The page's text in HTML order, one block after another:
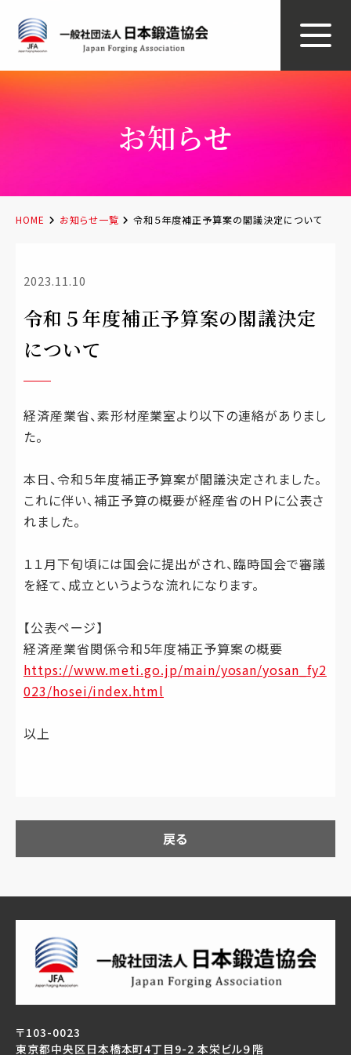
お知らせ
HOME お知らせ一覧 令和５年度補正予算案の閣議決定について
2023.11.10
令和５年度補正予算案の閣議決定
について
経済産業省、素形材産業室より以下の連絡がありまし
た。
本日、令和５年度補正予算案が閣議決定されました。
これに伴い、補正予算の概要が経産省のＨＰに公表さ
れました。
１１月下旬頃には国会に提出がされ、臨時国会で審議
を経て、成立というような流れになります。
【公表ページ】
経済産業省関係令和5年度補正予算案の概要
https://www.meti.go.jp/main/yosan/yosan_fy2
023/hosei/index.html
以上
戻る
〒103-0023
東京都中央区日本橋本町4丁目9-2 本栄ビル９階